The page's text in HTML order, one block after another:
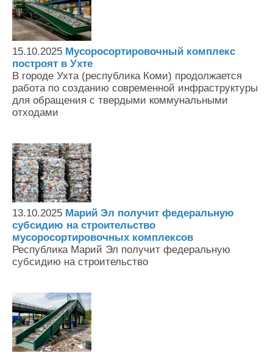
15.10.2025 Мусоросортировочный комплекс
построят в Ухте
В городе Ухта (республика Коми) продолжается
работа по созданию современной инфраструктуры
для обращения с твердыми коммунальными
отходами
13.10.2025 Марий Эл получит федеральную
субсидию на строительство
мусоросортировочных комплексов
Республика Марий Эл получит федеральную
субсидию на строительство